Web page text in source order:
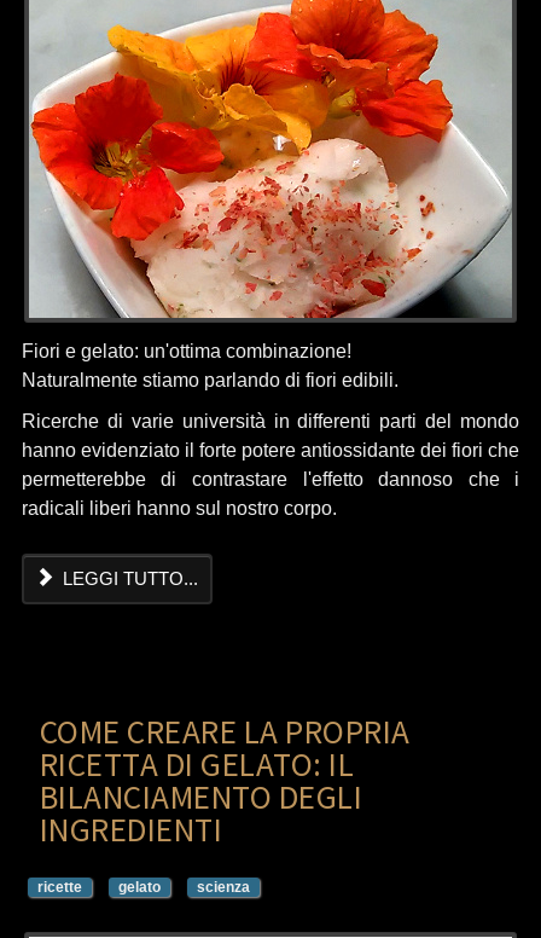
Fiori e gelato: un'ottima combinazione!
Naturalmente stiamo parlando di fiori edibili.
Ricerche di varie università in differenti parti del mondo
hanno evidenziato il forte potere antiossidante dei fiori che
permetterebbe di contrastare l'effetto dannoso che i
radicali liberi hanno sul nostro corpo.
LEGGI TUTTO...
COME CREARE LA PROPRIA
RICETTA DI GELATO: IL
BILANCIAMENTO DEGLI
INGREDIENTI
ricette gelato scienza